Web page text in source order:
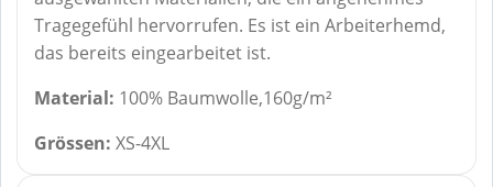
Tragegefühl hervorrufen. Es ist ein Arbeiterhemd,
das bereits eingearbeitet ist.
Material: 100% Baumwolle,160g/m²
Grössen: XS-4XL